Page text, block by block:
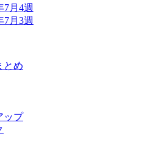
7月4週
7月3週
とめ
ップ